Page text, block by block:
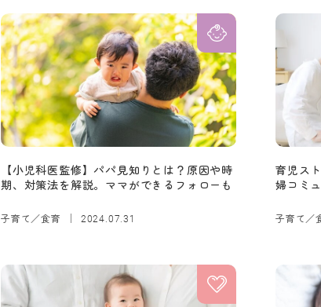
【小児科医監修】パパ見知りとは？原因や時
期、対策法を解説。ママができるフォローも
子育て／食育 2024.07.31
育児ス
婦コミ
子育て／